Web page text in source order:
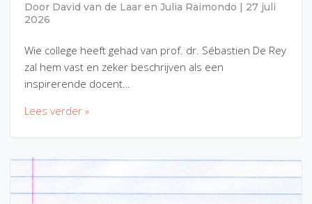
Door David van de Laar en Julia Raimondo
27 juli
2026
Wie college heeft gehad van prof. dr. Sébastien De Rey
zal hem vast en zeker beschrijven als een
inspirerende docent…
Lees verder »